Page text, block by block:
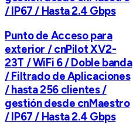
/ IP67 / Hasta 2.4 Gbps
Punto de Acceso para
exterior / cnPilot XV2-
23T / WiFi 6 / Doble banda
/ Filtrado de Aplicaciones
/ hasta 256 clientes /
gestión desde cnMaestro
/ IP67 / Hasta 2.4 Gbps